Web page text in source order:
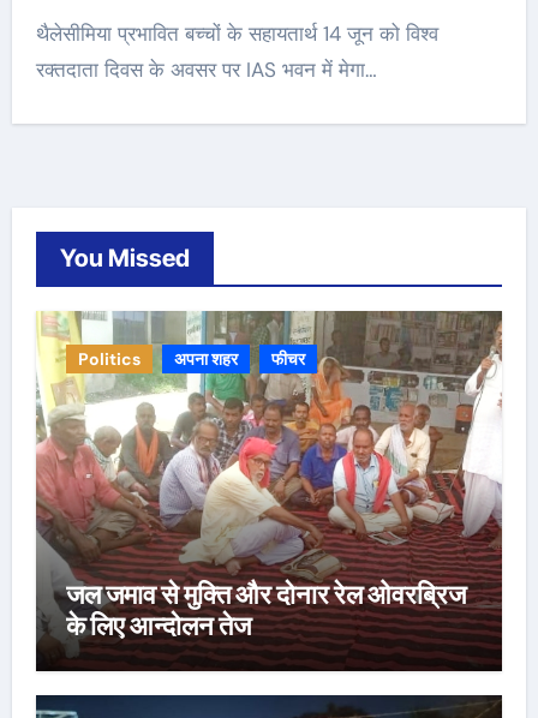
थैलेसीमिया प्रभावित बच्चों के सहायतार्थ 14 जून को विश्व
रक्तदाता दिवस के अवसर पर IAS भवन में मेगा…
You Missed
Politics अपना शहर फीचर
जल जमाव से मुक्ति और दोनार रेल ओवरब्रिज
के लिए आन्दोलन तेज